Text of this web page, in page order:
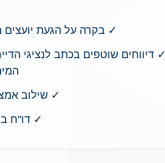
✓ בקרה על הגעת יועצים
✓ דיווחים שוטפים בכתב לנציגי
✓ שילוב
✓ דו"ח